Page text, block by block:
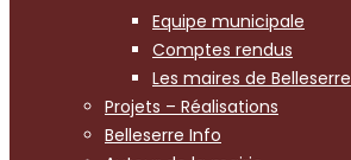
Equipe municipale
Comptes rendus
Les maires de Belleserre
Projets – Réalisations
Belleserre Info